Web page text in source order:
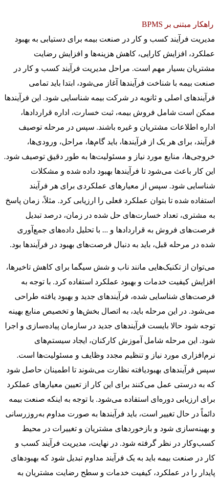
راهکار مبتنی بر BPMS
مدیریت فرآیند کسب و کار در صنعت بیمه برای دستیابی به بهبود
عملکرد، افزایش کارایی، کاهش هزینه‌ها و افزایش رضایت
مشتریان بسیار مهم است. مراحل مدیریت فرآیند کسب و کار در
صنعت بیمه با شناخت فرآیندها آغاز می‌شود، ابتدا باید تمامی
فرآیندهای اصلی و ثانویه در شرکت بیمه شناسایی شود. این فرآیندها
ممکن است شامل فروش بیمه، ثبت خسارت، اداره قراردادها،
اداره اطلاعات مشتریان و غیره باشند. سپس در مرحله توصیف
فرآیند، برای هر یک از فرآیندها، باید گام‌ها، مراحل، ورودی‌ها،
خروجی‌ها، منابع مورد نیاز و مسئولیت‌ها به طور دقیق توصیف شود.
این کار باعث می‌شود تا فرآیندها بهبود داده شده و مشکلات
شناسایی شود. سپس از معیارهای عملکردی برای هر فرآیند
استفاده شده تا بتوان عملکرد فعلی را ارزیابی کرد. مثلاً، زمان پاسخ
به مشتری، تعداد خسارت‌های حل شده در زمان، درصد تبدیل
فرصت‌های فروش به قراردادها و ... با تحلیل داده‌های جمع‌آوری
شده در مرحله قبل، باید به دنبال فرصت‌های بهبود در فرآیندها بود.
می‌توان از تکنیک‌هایی مانند ناب و شش سیگما برای کاهش تاخیرها،
افزایش کیفیت خدمات و بهبود عملکرد استفاده کرد. با توجه به
فرصت‌های شناسایی شده، فرآیندهای جدید و بهبود یافته طراحی
می‌شود. در این مرحله باید، به اتصال بخش‌ها و تخصیص منابع بهینه
توجه شود حالا بایست فرآیندهای جدید در سازمان پیاده‌سازی و اجرا
شود. این مرحله شامل آموزش کارکنان، ایجاد سیستم‌های
نرم‌افزاری مورد نیاز و تنظیم مجدد وظایف و مسئولیت‌ها است.
سپس فرآیندهای بهبودیافته نظارت می‌شوند تا اطمینان حاصل شود
که به درستی عمل می‌کنند برای این کار از تعیین معیارهای عملکرد
برای ارزیابی دوره‌ای استفاده می‌شود. با توجه به اینکه صنعت بیمه
دائماً در حال تغییر است، باید فرآیندها به صورت مداوم به‌روزرسانی
و بهینه‌سازی شود و بازخوردهای مشتریان و تغییرات در محیط
کسب‌وکار در نظر گرفته شود. در نهایت، مدیریت فرآیند کسب و
کار در صنعت بیمه باید به یک فرآیند مداوم تبدیل شود که بهبودهای
پایدار را در عملکرد، کیفیت خدمات و سطح رضایت مشتریان به